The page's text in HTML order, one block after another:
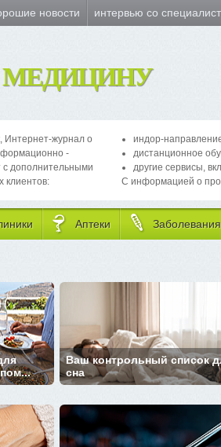
новости интервью со
МЕДИЦИНУ
Интернет-журнал о
-
с дополнительными
клиентов:
индор-
дистанционное
другие сервисы,
С информацией о
Аптеки Заболевания
Ваш контрольный список
сна